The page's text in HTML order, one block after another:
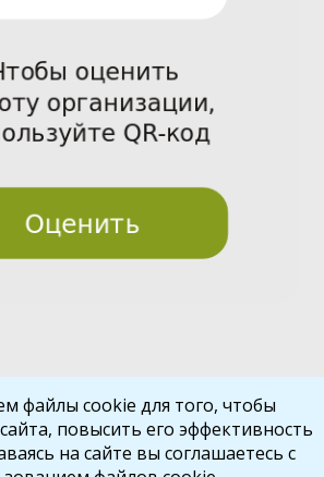
t
файлы cookie для того, чтобы
повысить его эффективность
на сайте вы соглашаетесь с